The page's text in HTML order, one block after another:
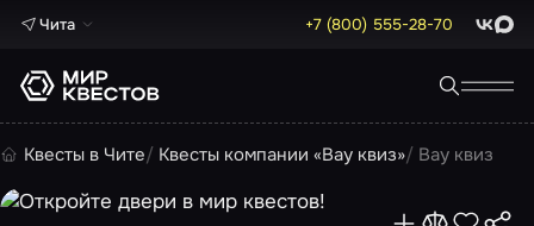
Чита +7 (800) 555-28-70 Max
Квесты в Чите Квесты компании «Вау квиз» Вау квиз